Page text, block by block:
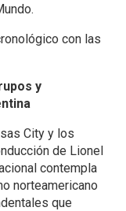
con las
y
City y los
de Lionel
contempla
norteamericano
que